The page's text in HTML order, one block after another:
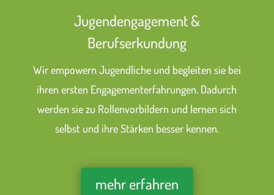
Jugendengagement &
Berufserkundung
Wir empowern Jugendliche und begleiten sie bei
ihren ersten Engagementerfahrungen. Dadurch
werden sie zu Rollenvorbildern und lernen sich
selbst und ihre Stärken besser kennen.
mehr erfahren